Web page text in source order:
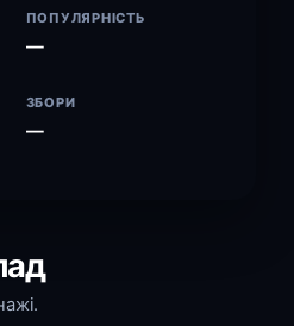
ПОПУЛЯРНІСТЬ
—
ЗБОРИ
—